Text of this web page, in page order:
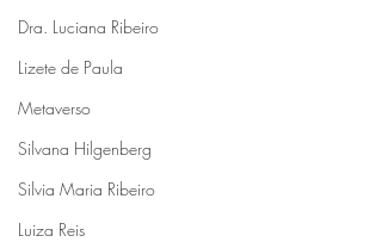
Dra. Luciana Ribeiro
Lizete de Paula
Metaverso
Silvana Hilgenberg
Silvia Maria Ribeiro
Luiza Reis